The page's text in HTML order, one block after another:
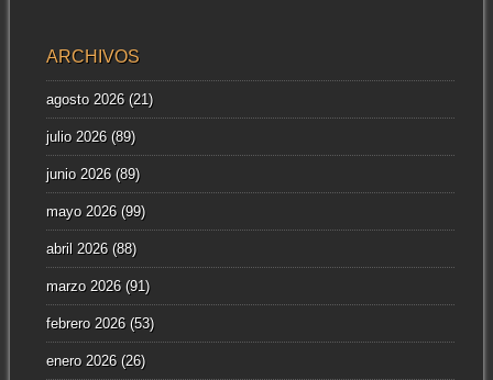
ARCHIVOS
agosto 2026(21)
julio 2026(89)
junio 2026(89)
mayo 2026(99)
abril 2026(88)
marzo 2026(91)
febrero 2026(53)
enero 2026(26)